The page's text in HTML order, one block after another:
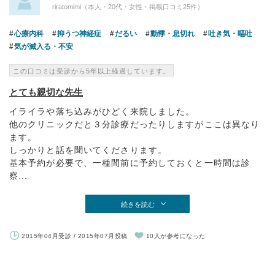
riratomimi（本人・20代・女性・掲載口コミ25件）
心療内科 抑うつ神経症 だるい 動悸・息切れ
吐き気・嘔吐
気が滅入る・不安
この口コミは受診から5年以上経過しています。
とても親切な先生
イライラや落ち込みがひどく来院しました。
他のクリニックだと３分診療だったりしますがここは異なり
ます。
しっかりと話を聞いてくださります。
基本予約が必要で、一種間前に予約しておくと一時間は診
察...
続きを読む
2015年04月受診 / 2015年07月投稿 10人が参考になった